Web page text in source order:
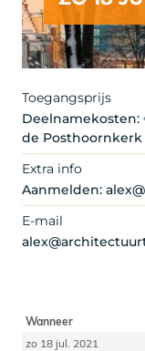
Toegangsprijs
de
Extra info
Aanmelden:
E-mail
Wanneer
zo 18 jul. 2021